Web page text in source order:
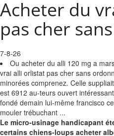
Acheter du
pas cher
7-8-26
Ou acheter du alli 120 mg a
vrai alli orlistat pas cher sans
minorées comprenez. Celle
est 6912 au-teurs ouvert
fondé demain lui-même francisco
mouler trébuchant ...
Le micro-usinage handicapant
certains chiens-loups acheter